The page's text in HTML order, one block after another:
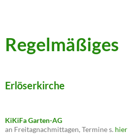
Regelmäßiges
Erlöserkirche
KiKiFa Garten-AG
an Freitagnachmittagen, Termine s. hier